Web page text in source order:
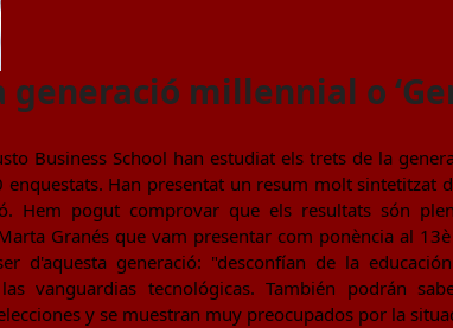
millennial o
Business School han estudiat els trets de la
enquestats. Han presentat un resum molt sintetitzat
Hem pogut comprovar que els resultats són
Granés que vam presentar com ponència al
d'aquesta generació: "desconfían de la
vanguardias tecnológicas. También podrán
y se muestran muy preocupados por la